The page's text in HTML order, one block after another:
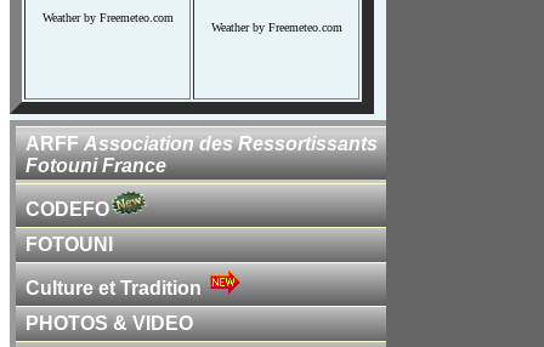
Weather by Freemeteo.com
Weather by Freemeteo.com
ARFFAssociation des Ressortissants
Fotouni France
CODEFO
FOTOUNI
Culture et Tradition
PHOTOS & VIDEO